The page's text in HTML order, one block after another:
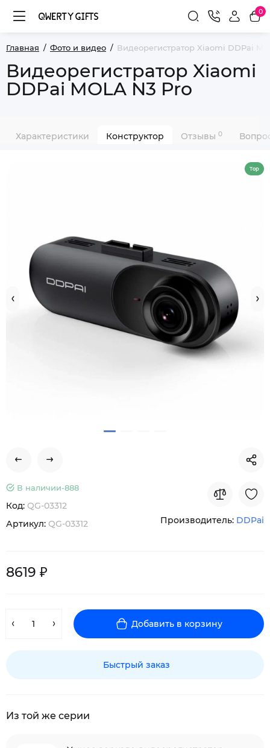
0
Главная Фото и видео Видеорегистратор Xiaomi DDPai
Видеорегистратор Xiaomi
DDPai MOLA N3 Pro
Характеристики Конструктор Отзывы 0
Top
В наличии-888
Код: QG-03312
Артикул: QG-03312 Производитель: DDPai
8619 ₽
Добавить в корзину
Быстрый заказ
Из той же серии